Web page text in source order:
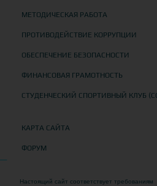
МЕТОДИЧЕСКАЯ РАБОТА
ПРОТИВОДЕЙСТВИЕ КОРРУПЦИИ
ОБЕСПЕЧЕНИЕ БЕЗОПАСНОСТИ
ФИНАНСОВАЯ ГРАМОТНОСТЬ
СТУДЕНЧЕСКИЙ СПОРТИВНЫЙ КЛУБ
КАРТА САЙТА
ФОРУМ
Настоящий сайт соответствует требованиям